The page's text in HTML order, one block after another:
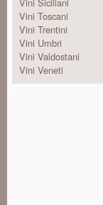
Vini Toscani
Vini Trentini
Vini Umbri
Vini Valdostani
Vini Veneti